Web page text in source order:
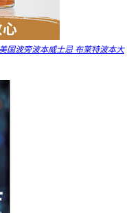
国波旁波本威士忌 布莱特波本大